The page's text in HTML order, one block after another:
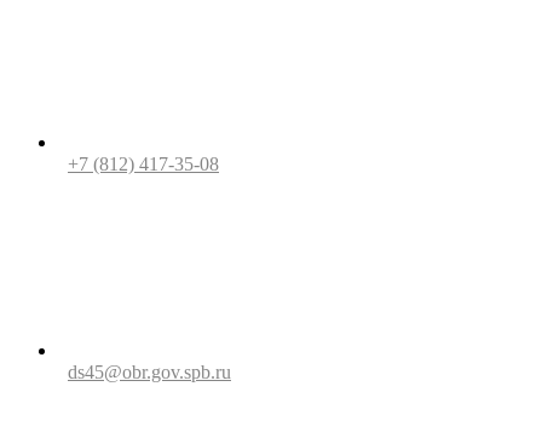
+7 (812) 417-35-08
ds45@obr.gov.spb.ru